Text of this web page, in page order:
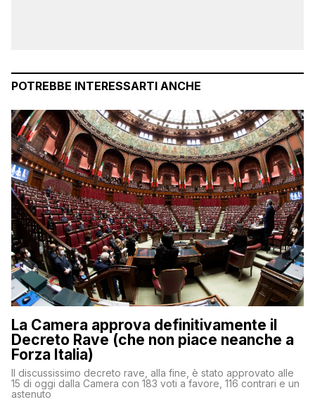
POTREBBE INTERESSARTI ANCHE
La Camera approva definitivamente il
Decreto Rave (che non piace neanche a
Forza Italia)
Il discussissimo decreto rave, alla fine, è stato approvato alle
15 di oggi dalla Camera con 183 voti a favore, 116 contrari e un
astenuto